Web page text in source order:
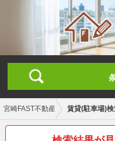
宮崎FAST不動産 賃貸(駐車場)